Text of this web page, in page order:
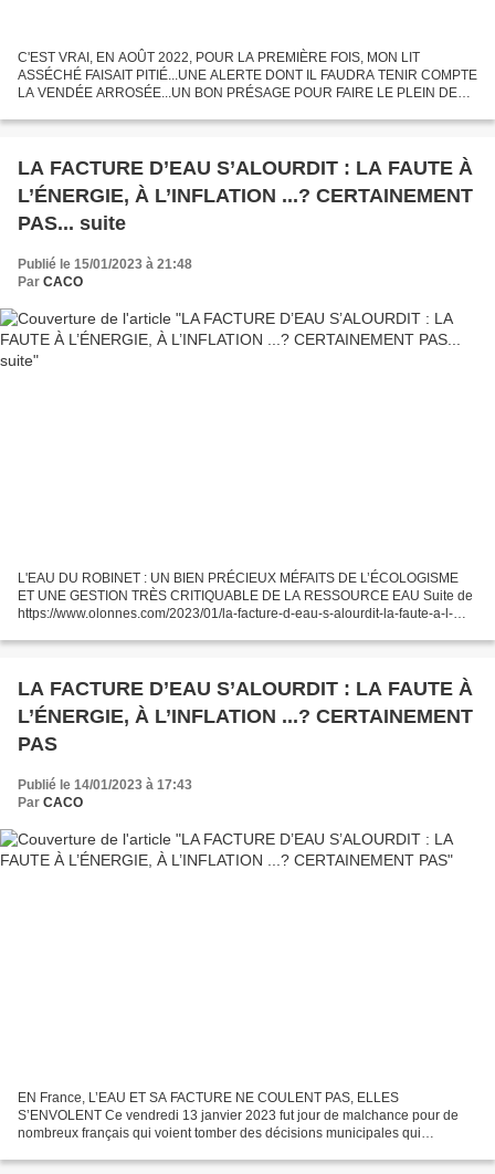
C'EST VRAI, EN AOÛT 2022, POUR LA PREMIÈRE FOIS, MON LIT
ASSÉCHÉ FAISAIT PITIÉ...UNE ALERTE DONT IL FAUDRA TENIR COMPTE
LA VENDÉE ARROSÉE...UN BON PRÉSAGE POUR FAIRE LE PLEIN DES
MÉFAITS DE L'ÉCOLOGISME...
LA FACTURE D’EAU S’ALOURDIT : LA FAUTE À
L’ÉNERGIE, À L’INFLATION ...? CERTAINEMENT
PAS... suite
Publié le 15/01/2023 à 21:48
Par CACO
L'EAU DU ROBINET : UN BIEN PRÉCIEUX MÉFAITS DE L’ÉCOLOGISME
ET UNE GESTION TRÈS CRITIQUABLE DE LA RESSOURCE EAU Suite de
https://www.olonnes.com/2023/01/la-facture-d-eau-s-alourdit-la-faute-a-l-
LA FACTURE D’EAU S’ALOURDIT : LA FAUTE À
L’ÉNERGIE, À L’INFLATION ...? CERTAINEMENT
PAS
Publié le 14/01/2023 à 17:43
Par CACO
EN France, L’EAU ET SA FACTURE NE COULENT PAS, ELLES
S’ENVOLENT Ce vendredi 13 janvier 2023 fut jour de malchance pour de
nombreux français qui voient tomber des décisions municipales qui